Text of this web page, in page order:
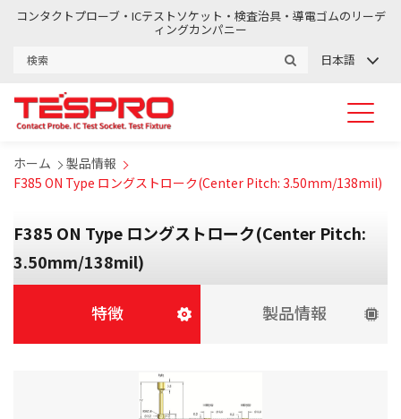
コンタクトプローブ・ICテストソケット・検査治具・導電ゴムのリーデ
ィングカンパニー
日本語
ホーム
製品情報
F385 ON Type ロングストローク(Center Pitch: 3.50mm/138mil)
F385 ON Type ロングストローク(Center Pitch:
3.50mm/138mil)
特徴 製品情報